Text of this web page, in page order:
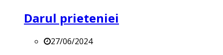
Darul prieteniei
27/06/2024